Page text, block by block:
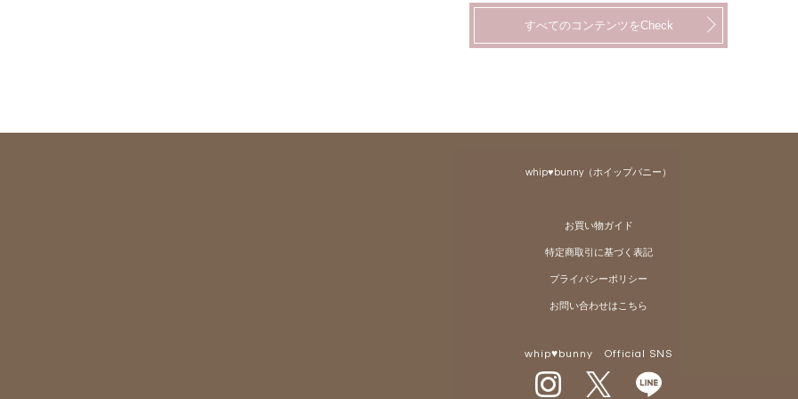
すべてのコンテンツをCheck
whip♥bunny（ホイップバニー）
お買い物ガイド
特定商取引に基づく表記
プライバシーポリシー
お問い合わせはこちら
whip♥bunny Official SNS